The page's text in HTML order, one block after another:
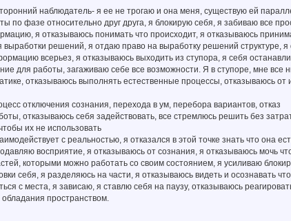
наблюдатель- я ее не трогаю и она меня, существую ей
по фазе относительно друг друга, я блокирую себя, я забиваю все
я отказываюсь понимать что происходит, я отказываюсь
выработки решений, я отдаю право на выработку решений структуре, я
всерьез, я отказываюсь выходить из ступора, я себя
для работы, загаживаю себе все возможности. Я в ступоре, мне все
отказываюсь выполнять естественные процессы, отказываюсь
отключения сознания, перехода в ум, перебора вариантов, отказ
отказываюсь себя задействовать, все стремлюсь решить без
их не использовать
с реальностью, я отказался в этой точке знать что она
восприятие, я отказываюсь от сознания, я отказываюсь мочь
которыми можно работать со своим состоянием, я усиливаю
себя, я разделяюсь на части, я отказываюсь видеть и осознавать
с места, я зависаю, я ставлю себя на паузу, отказываюсь
пространством.